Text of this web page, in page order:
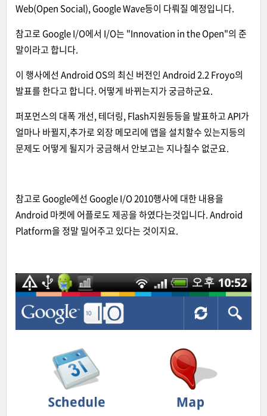
Web(Open Social), Google Wave등이 다뤄질 예정입니다.
참고로 Google I/O에서 I/O는 "Innovation in the Open"의 준
말이라고 합니다.
이 행사에선 Android OS의 최신 버전인 Android 2.2 Froyo의
발표를 한다고 합니다. 어떻게 바뀌는지가 궁금하군요.
퍼포먼스의 대폭 개선, 테더링, Flash지원등등을 발표하고 API가
얼마나 바뀔지,추가로 외장 메모리에 앱을 설치할수 있는지등의
문제도 어떻게 될지가 궁금해서 안보고는 지나칠수 없군요.
참고로 Google에선 Google I/O 2010행사에 대한 내용을
Android 마켓에 어플로도 제공을 하였다는것입니다. Android
Platform을 정말 밀어주고 있다는 것이지요.